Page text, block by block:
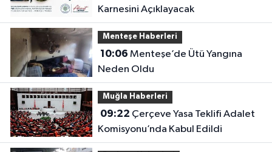
Karnesini Açıklayacak
Menteşe Haberleri
10:06
Neden Oldu
Muğla Haberleri
09:22
Komisyonu’nda Kabul Edildi